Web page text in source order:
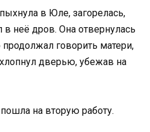
в Юле, загорелась,
в неё дров. Она отвернулась
говорить матери,
дверью, убежав на
на вторую работу.